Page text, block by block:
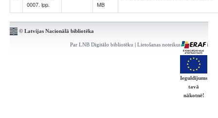
0007. lpp.
MB
© Latvijas Nacionālā bibliotēka
Par LNB Digitālo bibliotēku | Lietošanas noteikumi | Kontakti
Ieguldījums
tavā
nākotnē!